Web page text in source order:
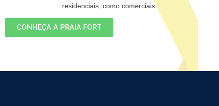
residenciais, como comerciais.
CONHEÇA A PRAIA FORT